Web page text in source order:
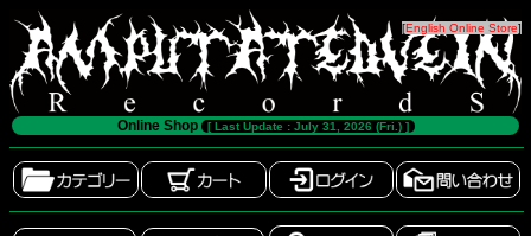
[English Online Store]
Online Shop [ Last Update : July 31, 2026 (Fri.) ]